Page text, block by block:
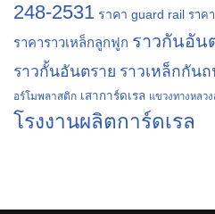
248-2531 ราคา guard rail ราค
ราคาราวเหล็กลูกฟูก ราวกันอัน
ราวกั้นอันตราย ราวเหล็กกัน
อร์โมพลาสติก เสาการ์ดเรล แขวงทางหลว
โรงงานผลิตการ์ดเรล